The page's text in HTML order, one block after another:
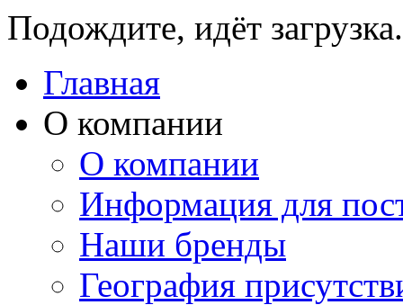
Подождите, идёт
Главная
О компании
О компании
Информация для
Наши бренды
География